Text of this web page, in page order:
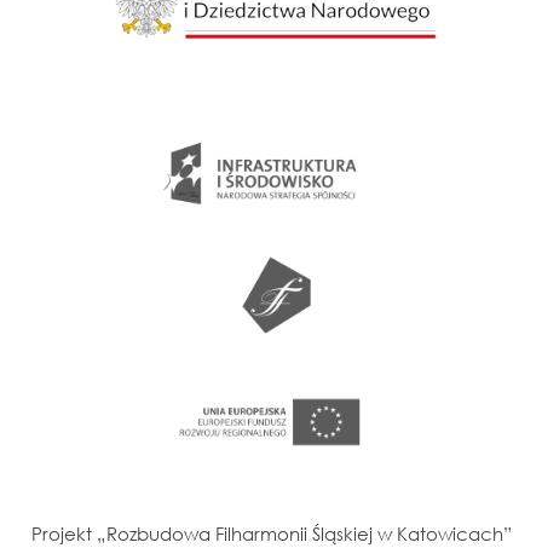
Projekt „Rozbudowa Filharmonii Śląskiej w Katowicach”